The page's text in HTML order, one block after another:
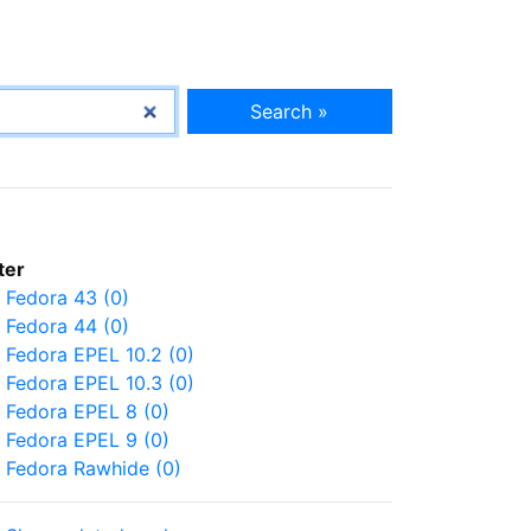
Search »
Fedora 43 (0)
Fedora 44 (0)
Fedora EPEL 10.2 (0)
Fedora EPEL 10.3 (0)
Fedora EPEL 8 (0)
Fedora EPEL 9 (0)
Fedora Rawhide (0)